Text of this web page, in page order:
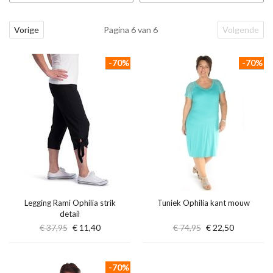
Vorige Pagina 6 van 6 Volgende
Legging Rami Ophilia strik
detail
€ 37,95 € 11,40
-70%
Tuniek Ophilia kant mouw
€ 74,95 € 22,50
-70%
-70%